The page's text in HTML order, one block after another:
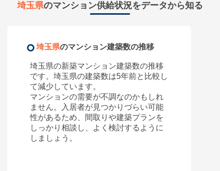
埼玉県のマンション供給状況をデータから知る
埼玉県のマンション建築数の推移
埼玉県の新築マンション建築数の推移
です。 埼玉県の建築数は5年前と比較し
て減少しています。
マンションの需要が不調なのかもしれ
ません。入居者が見つかりづらい可能
性があるため、間取りや建築プランを
しっかり相談し、よく検討するように
しましょう。